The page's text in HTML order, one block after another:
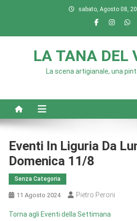
sabato, Agosto 08,
LA TANA DEL
La scena artigianale, una
Eventi In Liguria Da
Domenica 11/8
Senza Categoria
11 Agosto 2024 Pietro Peroni
Torna agli Eventi della Settimana